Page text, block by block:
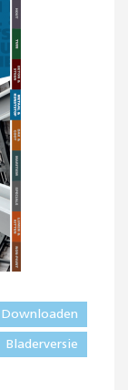
Downloaden
Bladerversie